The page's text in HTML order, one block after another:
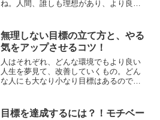
ね。人間、誰しも理想があり、より良い
実現するどころか、努力を開始し持続し
つづけられる人など、ほんの一握り。そ
こで、自己啓発するための目標の立て方
から改めて見つめなおし、達成に向け...
無理しない目標の立て方と、やる
気をアップさせるコツ！
人はそれぞれ、どんな環境でもより良い
人生を夢見て、改善していくもの。どん
な人にも大なり小なり目標はあるので
きるかも不安なことってありますよね。
目標を達成するには？！モチベー